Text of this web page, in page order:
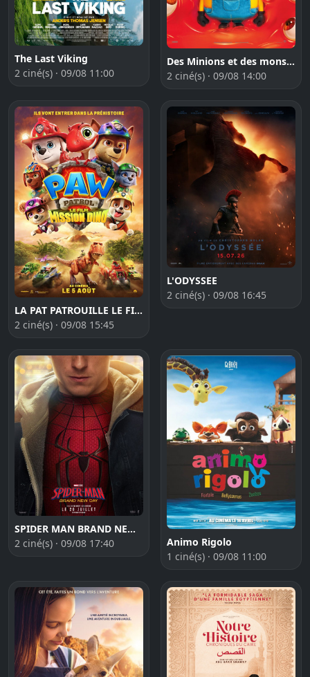
The Last Viking
2 ciné(s) · 09/08 11:00
Des Minions et des monstres
2 ciné(s) · 09/08 14:00
LA PAT PATROUILLE LE FILM MISSION DINO
2 ciné(s) · 09/08 15:45
L'ODYSSEE
2 ciné(s) · 09/08 16:45
SPIDER MAN BRAND NEW DAY
2 ciné(s) · 09/08 17:40
Animo Rigolo
1 ciné(s) · 09/08 11:00